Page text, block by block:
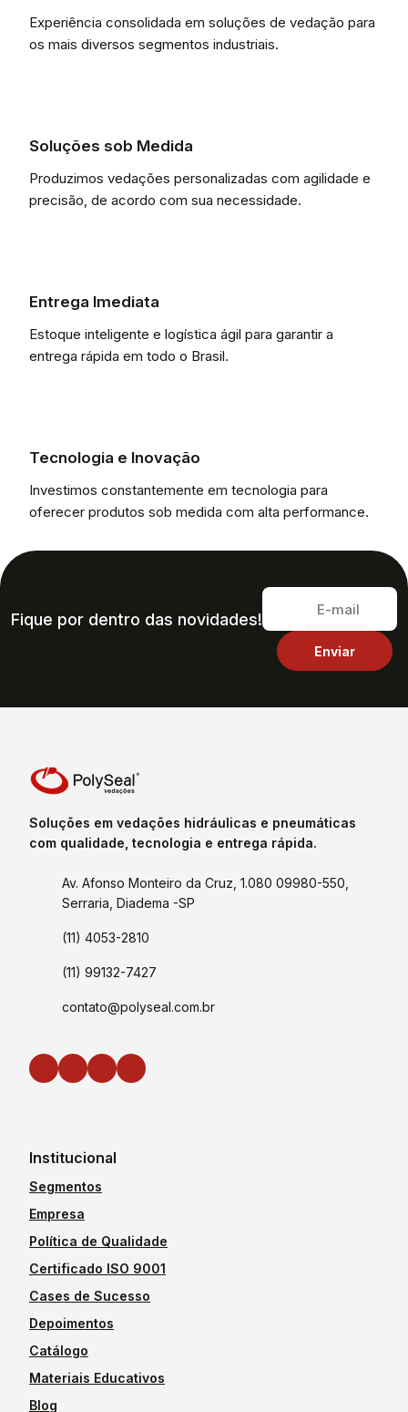
Experiência consolidada em soluções de vedação para
os mais diversos segmentos industriais.
Soluções sob Medida
Produzimos vedações personalizadas com agilidade e
precisão, de acordo com sua necessidade.
Entrega Imediata
Estoque inteligente e logística ágil para garantir a
entrega rápida em todo o Brasil.
Tecnologia e Inovação
Investimos constantemente em tecnologia para
oferecer produtos sob medida com alta performance.
Fique por dentro das novidades!
Soluções em vedações hidráulicas e pneumáticas
com qualidade, tecnologia e entrega rápida.
Av. Afonso Monteiro da Cruz, 1.080 09980-550,
Serraria, Diadema -SP
(11) 4053-2810
(11) 99132-7427
contato@polyseal.com.br
Institucional
Segmentos
Empresa
Política de Qualidade
Certificado ISO 9001
Cases de Sucesso
Depoimentos
Catálogo
Materiais Educativos
Blog